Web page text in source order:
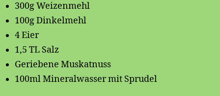
300g Weizenmehl
100g Dinkelmehl
4 Eier
1,5 TL Salz
Geriebene Muskatnuss
100ml Mineralwasser mit Sprudel